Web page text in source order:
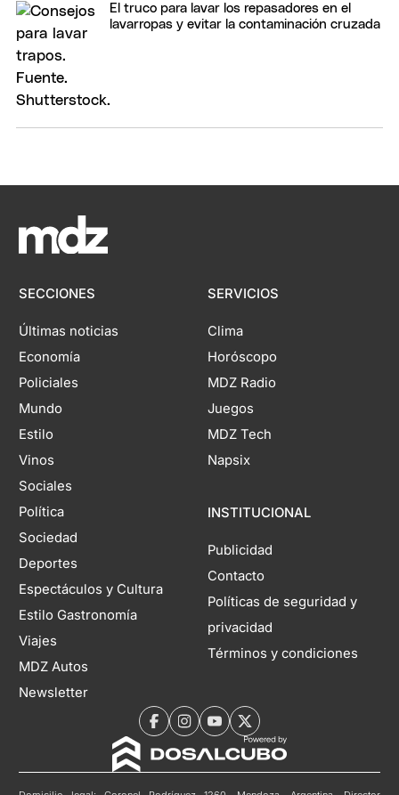
El truco para lavar los repasadores en el
lavarropas y evitar la contaminación cruzada
SECCIONES
Últimas noticias
Economía
Policiales
Mundo
Estilo
Vinos
Sociales
Política
Sociedad
Deportes
Espectáculos y Cultura
Estilo Gastronomía
Viajes
MDZ Autos
Newsletter
SERVICIOS
Clima
Horóscopo
MDZ Radio
Juegos
MDZ Tech
Napsix
INSTITUCIONAL
Publicidad
Contacto
Políticas de seguridad y
privacidad
Términos y condiciones